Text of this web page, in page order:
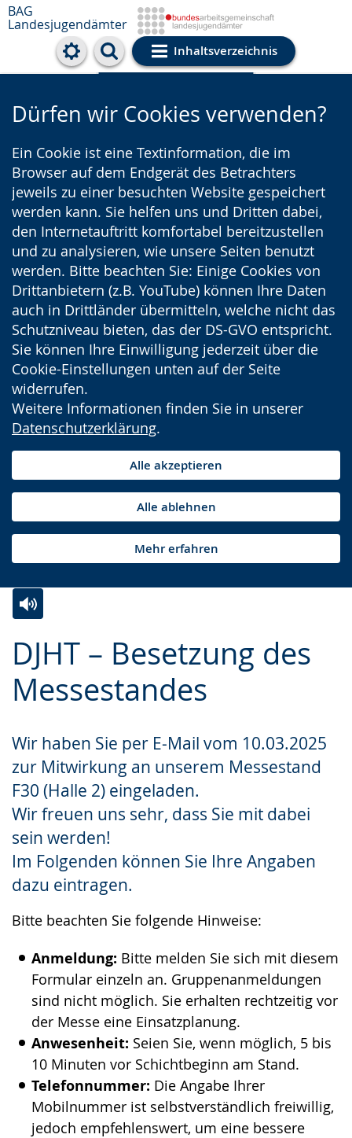
BAG
Landesjugendämter
Inhaltsverzeichnis
Cookie-Einstellungen
Dürfen wir Cookies verwenden?
Ein Cookie ist eine Textinformation, die im
Browser auf dem Endgerät des Betrachters
jeweils zu einer besuchten Website gespeichert
werden kann. Sie helfen uns und Dritten dabei,
den Internetauftritt komfortabel bereitzustellen
und zu analysieren, wie unsere Seiten benutzt
werden. Bitte beachten Sie: Einige Cookies von
Drittanbietern (z.B. YouTube) können Ihre Daten
auch in Drittländer übermitteln, welche nicht das
Schutzniveau bieten, das der DS-GVO entspricht.
Sie können Ihre Einwilligung jederzeit über die
Cookie-Einstellungen unten auf der Seite
widerrufen.
Weitere Informationen finden Sie in unserer
Datenschutzerklärung.
Alle akzeptieren
Alle ablehnen
Mehr erfahren
DJHT – Besetzung des
Messestandes
Wir haben Sie per E-Mail vom 10.03.2025
zur Mitwirkung an unserem Messestand
F30 (Halle 2) eingeladen.
Wir freuen uns sehr, dass Sie mit dabei
sein werden!
Im Folgenden können Sie Ihre Angaben
dazu eintragen.
Bitte beachten Sie folgende Hinweise:
Anmeldung: Bitte melden Sie sich mit diesem
Formular einzeln an. Gruppenanmeldungen
sind nicht möglich. Sie erhalten rechtzeitig vor
der Messe eine Einsatzplanung.
Anwesenheit: Seien Sie, wenn möglich, 5 bis
10 Minuten vor Schichtbeginn am Stand.
Telefonnummer: Die Angabe Ihrer
Mobilnummer ist selbstverständlich freiwillig,
jedoch empfehlenswert, um eine bessere
Leichten
Sprache
wechseln.
Audio-
Unterstützung.
Video
in
Deutscher
wird
angezeigt.